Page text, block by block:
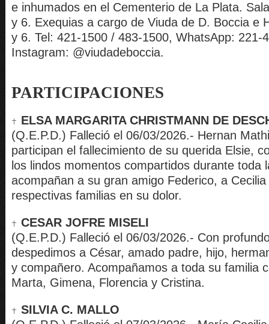
e inhumados en el Cementerio de La Plata.
y 6. Exequias a cargo de Viuda de D. Boccia e
y 6. Tel: 421-1500 / 483-1500, WhatsApp: 221-
Instagram: @viudadeboccia.
PARTICIPACIONES
ELSA MARGARITA CHRISTMANN DE
(Q.E.P.D.) Falleció el 06/03/2026.- Hernan
participan el fallecimiento de su querida Elsie,
los lindos momentos compartidos durante toda
acompañan a su gran amigo Federico, a
respectivas familias en su dolor.
CESAR JOFRE MISELI
(Q.E.P.D.) Falleció el 06/03/2026.- Con
despedimos a César, amado padre, hijo,
y compañero. Acompañamos a toda su familia
Marta, Gimena, Florencia y Cristina.
SILVIA C. MALLO